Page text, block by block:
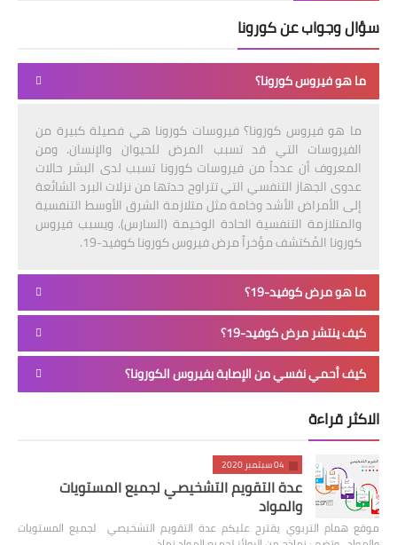
سؤال وجواب عن كورونا
ما هو فيروس كورونا؟
ما هو فيروس كورونا؟ فيروسات كورونا هي فصيلة كبيرة من
الفيروسات التي قد تسبب المرض للحيوان والإنسان. ومن
المعروف أن عدداً من فيروسات كورونا تسبب لدى البشر حالات
عدوى الجهاز التنفسي التي تتراوح حدتها من نزلات البرد الشائعة
إلى الأمراض الأشد وخامة مثل متلازمة الشرق الأوسط التنفسية
والمتلازمة التنفسية الحادة الوخيمة (السارس). ويسبب فيروس
كورونا المُكتشف مؤخراً مرض فيروس كورونا كوفيد-19.
ما هو مرض كوفيد-19؟
كيف ينتشر مرض كوفيد-19؟
كيف أحمي نفسي من الإصابة بفيروس الكورونا؟
الاكثر قراءة
04 سبتمبر 2020
عدة التقويم التشخيصي لجميع المستويات
والمواد
موقع همام التربوي يقترح عليكم عدة التقويم التشخيصي لجميع المستويات